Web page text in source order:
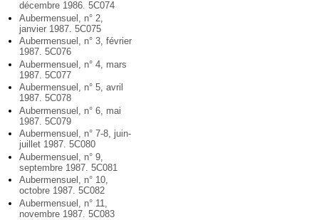
décembre 1986. 5C074
Aubermensuel, n° 2,
janvier 1987. 5C075
Aubermensuel, n° 3, février
1987. 5C076
Aubermensuel, n° 4, mars
1987. 5C077
Aubermensuel, n° 5, avril
1987. 5C078
Aubermensuel, n° 6, mai
1987. 5C079
Aubermensuel, n° 7-8, juin-
juillet 1987. 5C080
Aubermensuel, n° 9,
septembre 1987. 5C081
Aubermensuel, n° 10,
octobre 1987. 5C082
Aubermensuel, n° 11,
novembre 1987. 5C083